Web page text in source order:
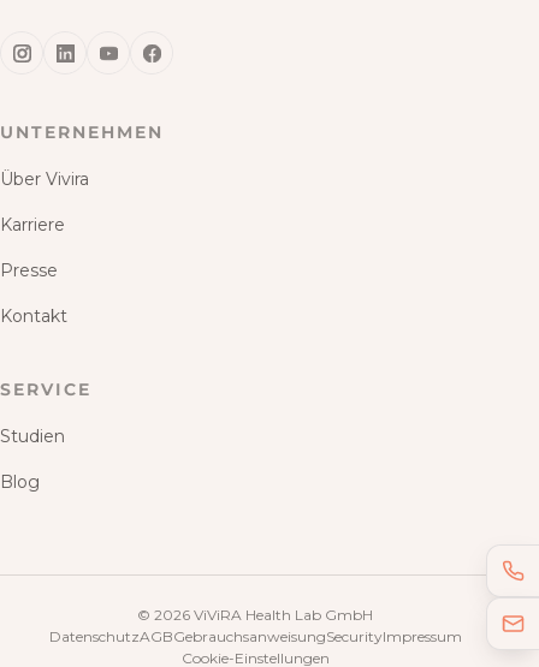
UNTERNEHMEN
Über Vivira
Karriere
Presse
Kontakt
SERVICE
Studien
Blog
© 2026 ViViRA Health Lab GmbH
DatenschutzAGBGebrauchsanweisungSecurityImpressum
Cookie-Einstellungen